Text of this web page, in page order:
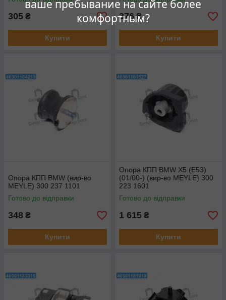
ваше пребывание на сайте более
комфортным?
305 ₴
Купити
376₴
Купити
Опора КПП BMW (вир-во
MEYLE) 300 237 1101
Готово до відправки
348 ₴
Купити
Опора КПП BMW X5 (E53)
(01/00-) (вир-во MEYLE) 300
223 1601
Готово до відправки
1 615 ₴
Купити